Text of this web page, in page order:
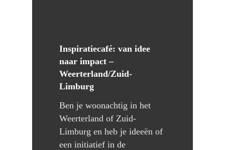
Inspiratiecafé: van idee
naar impact –
Weerterland/Zuid-
Limburg
Ben je woonachtig in het
Weerterland of Zuid-
Limburg en heb je ideeën of
een initiatief in de